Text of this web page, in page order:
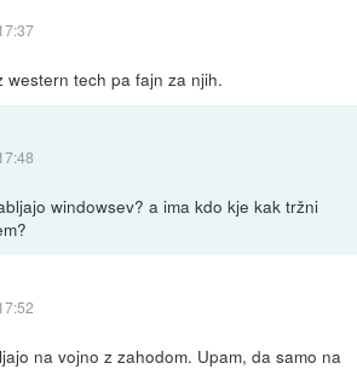
western tech pa fajn za njih.
windowsev? a ima kdo kje kak tržni
na vojno z zahodom. Upam, da samo na